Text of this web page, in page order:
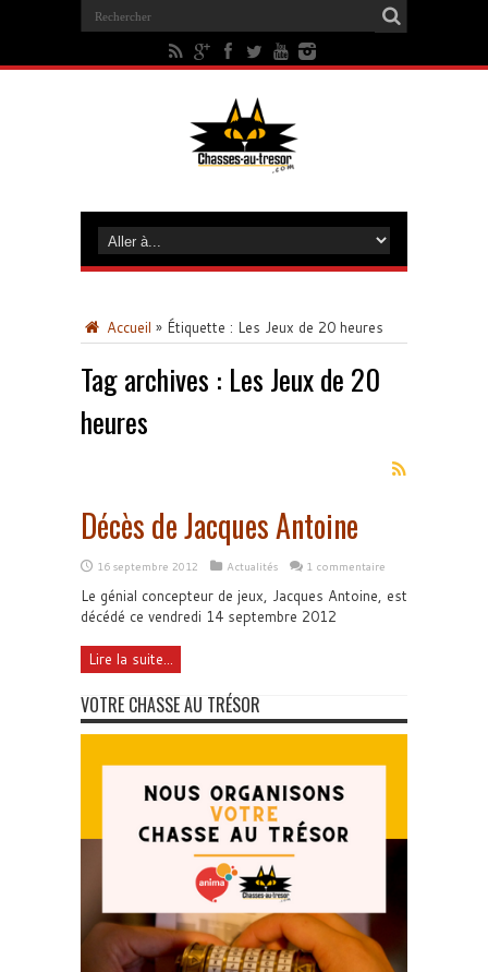
Accueil » Étiquette : Les Jeux de 20 heures
Tag archives : Les Jeux de 20
heures
Décès de Jacques Antoine
16 septembre 2012 Actualités 1 commentaire
Le génial concepteur de jeux, Jacques Antoine, est
décédé ce vendredi 14 septembre 2012
Lire la suite...
VOTRE CHASSE AU TRÉSOR